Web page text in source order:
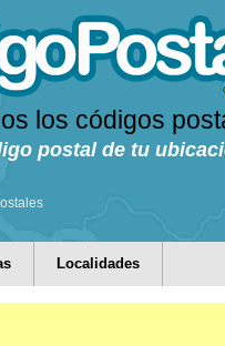
los códigos
postal de tu
Localidades